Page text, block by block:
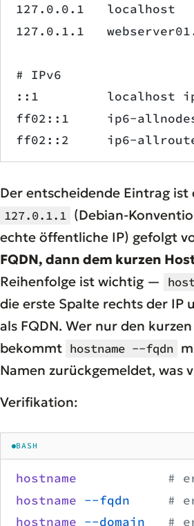
127.0.0.1   localhost
127.0.1.1
# IPv6
::1         localhost
ff02::1     ip6-
ff02::2     ip6-
Der entscheidende Eintrag ist
127.0.1.1 (Debian-
echte öffentliche IP) gefolgt
FQDN, dann dem kurzen
Reihenfolge ist wichtig —
die erste Spalte rechts der IP
als FQDN. Wer nur den
bekommt hostname --fqdn
Namen zurückgemeldet, was
Verifikation:
BASH
hostname
#
hostname --fqdn
#
hostname --domain
#